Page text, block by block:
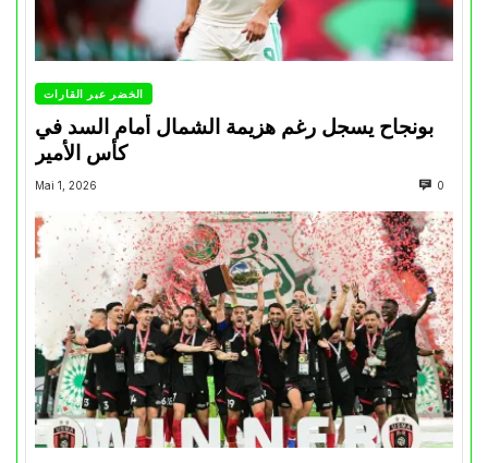
الخضر عبر القارات
بونجاح يسجل رغم هزيمة الشمال أمام السد في
كأس الأمير
Mai 1, 2026 0